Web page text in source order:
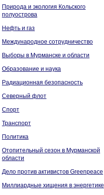
Природа и экология Кольского
полуострова
Нефть и газ
Международное сотрудничество
Выборы в Мурманске и области
Образование и наука
Радиационная безопасность
Северный флот
Спорт
Транспорт
Политика
Отопительный сезон в Мурманской
области
Дело против активистов Greenpeace
Миллиардные хищения в энергетике